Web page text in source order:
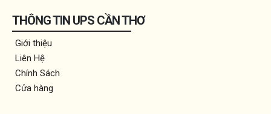
THÔNG TIN UPS CẦN THƠ
Giới thiệu
Liên Hệ
Chính Sách
Cửa hàng